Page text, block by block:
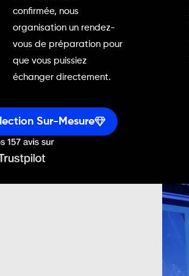
confirmée, nous
organisation un rendez-
vous de préparation pour
que vous puissiez
échanger directement.
Sur-Mesure